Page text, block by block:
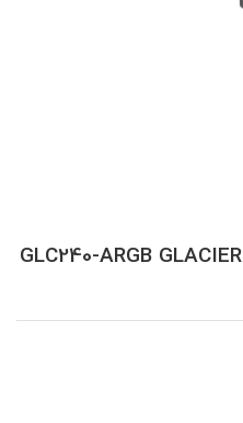
خنک کننده آبی گرین مدل GLC240-ARGB GLACIER